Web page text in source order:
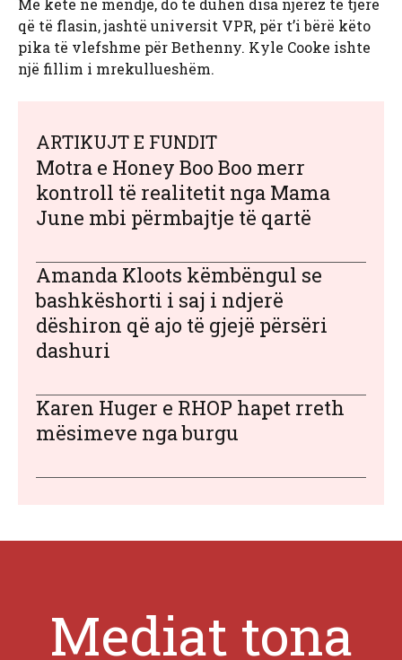
Me këtë në mendje, do të duhen disa njerëz të tjerë
që të flasin, jashtë universit VPR, për t’i bërë këto
pika të vlefshme për Bethenny. Kyle Cooke ishte
një fillim i mrekullueshëm.
ARTIKUJT E FUNDIT
Motra e Honey Boo Boo merr
kontroll të realitetit nga Mama
June mbi përmbajtje të qartë
Amanda Kloots këmbëngul se
bashkëshorti i saj i ndjerë
dëshiron që ajo të gjejë përsëri
dashuri
Karen Huger e RHOP hapet rreth
mësimeve nga burgu
Mediat tona